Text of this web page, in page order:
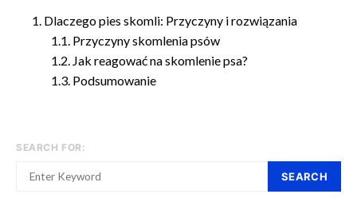
Dlaczego pies skomli: Przyczyny i rozwiązania
Przyczyny skomlenia psów
Jak reagować na skomlenie psa?
Podsumowanie
SEARCH FOR:
SEARCH